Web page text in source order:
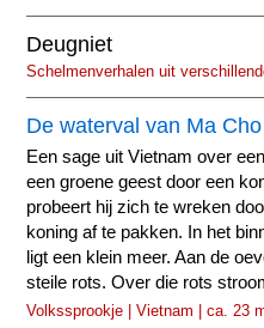
Deugniet
Schelmenverhalen uit
De waterval van Ma Cho
Een sage uit Vietnam over
een groene geest door een
probeert hij zich te wreken
koning af te pakken. In het
ligt een klein meer. Aan de
steile rots. Over die rots
Volkssprookje | Vietnam | ca. 23